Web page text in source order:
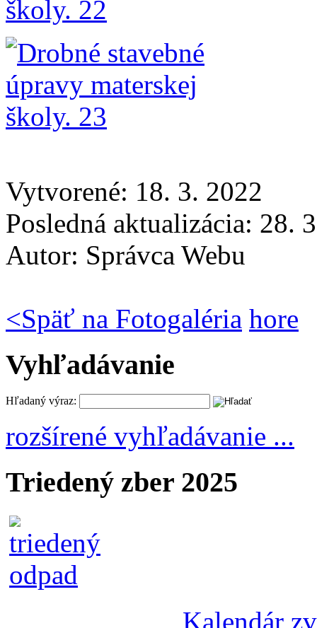
Vytvorené: 18. 3. 2022
Posledná aktualizácia: 28.
Autor: Správca Webu
<Späť na Fotogaléria hore
Vyhľadávanie
Hľadaný výraz:
rozšírené vyhľadávanie ...
Triedený zber 2025
Kalendár